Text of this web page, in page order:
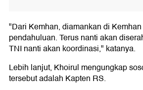
"Dari Kemhan, diamankan di
pendahuluan. Terus nanti akan
TNI nanti akan koordinasi," katanya.
Lebih lanjut, Khoirul mengungkap
tersebut adalah Kapten RS.